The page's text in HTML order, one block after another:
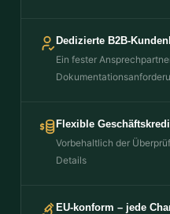
Dedizierte B2B-
Ein fester
Flexible
Vorbehaltlich der
Details
EU-konform – jede